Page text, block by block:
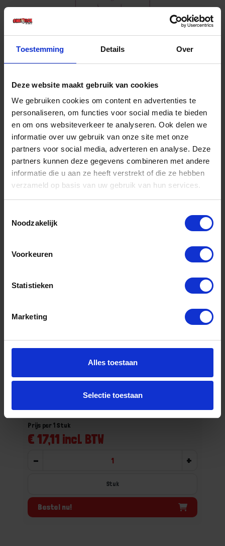
Toestemming Details Over
Deze website maakt gebruik van cookies
We gebruiken cookies om content en advertenties te
personaliseren, om functies voor social media te bieden
en om ons websiteverkeer te analyseren. Ook delen we
informatie over uw gebruik van onze site met onze
partners voor social media, adverteren en analyse. Deze
partners kunnen deze gegevens combineren met andere
informatie die u aan ze heeft verstrekt of die ze hebben
verzameld op basis van uw gebruik van hun services.
Noodzakelijk
Voorkeuren
Statistieken
Marketing
Alles toestaan
Selectie toestaan
BETA Klemsleufschroevendraaier 1250
3X125
Niet op voorraad, levertijd 1 tot meerdere werkdagen
Gtin: 8014230042886,HGBE12503X125
Artikelnummer merk: 012500030
€ 15,92 incl. BTW
- +
Stuk
Bestel nu!
BETA Klemsleufschroevendraaier 1250 4X125
Niet op voorraad, levertijd 1 tot meerdere werkdagen
€ 17,11 incl. BTW
Prijs per 1 Stuk
- +
Stuk
Bestel nu!